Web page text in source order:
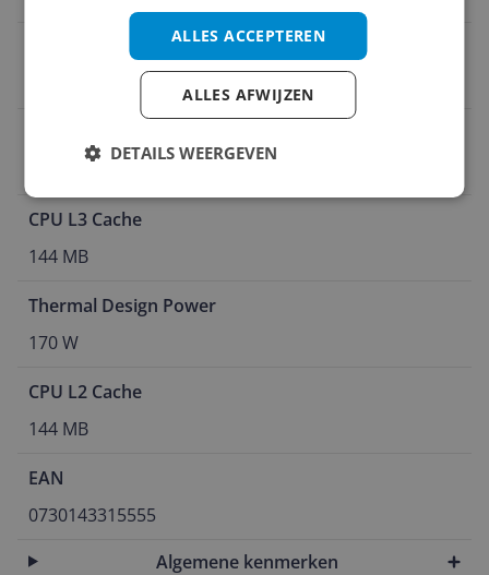
Inclusief koeler
CPU L3 Cache
144 MB
Thermal Design Power
170 W
CPU L2 Cache
144 MB
EAN
0730143315555
Algemene kenmerken
ALLES ACCEPTEREN
ALLES AFWIJZEN
DETAILS WEERGEVEN